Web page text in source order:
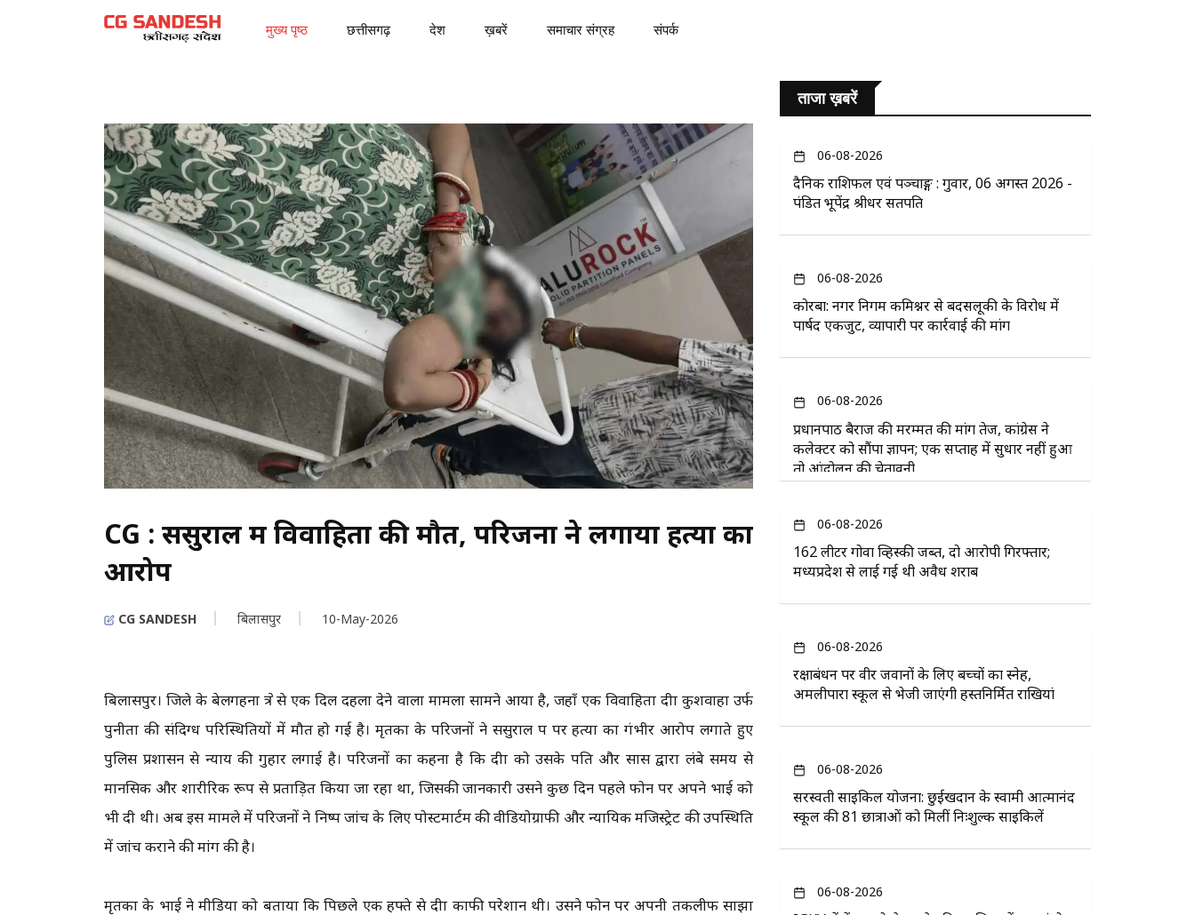
मुख्य पृष्ठ छत्तीसगढ़ देश ख़बरें समाचार संग्रह संपर्क
CG : ​ससुराल में विवाहिता की मौत, परिजनों ने लगाया हत्या का
आरोप
CG SANDESH बिलासपुर 10-May-2026
बिलासपुर। ​जिले के बेलगहना क्षेत्र से एक दिल दहला देने वाला मामला सामने आया है, जहाँ एक विवाहिता दीक्षा कुशवाहा उर्फ
पुनीता की संदिग्ध परिस्थितियों में मौत हो गई है। मृतका के परिजनों ने ससुराल पक्ष पर हत्या का गंभीर आरोप लगाते हुए
पुलिस प्रशासन से न्याय की गुहार लगाई है। परिजनों का कहना है कि दीक्षा को उसके पति और सास द्वारा लंबे समय से
मानसिक और शारीरिक रूप से प्रताड़ित किया जा रहा था, जिसकी जानकारी उसने कुछ दिन पहले फोन पर अपने भाई को
भी दी थी। अब इस मामले में परिजनों ने निष्पक्ष जांच के लिए पोस्टमार्टम की वीडियोग्राफी और न्यायिक मजिस्ट्रेट की उपस्थिति
में जांच कराने की मांग की है।
मृतका के भाई ने मीडिया को बताया कि पिछले एक हफ्ते से दीक्षा काफी परेशान थी। उसने फोन पर अपनी तकलीफ साझा
ताजा ख़बरें
06-08-2026
दैनिक राशिफल एवं पञ्चाङ्ग : गुरुवार, 06 अगस्त 2026 -
पंडित भूपेंद्र श्रीधर सतपति
06-08-2026
कोरबा: नगर निगम कमिश्नर से बदसलूकी के विरोध में
पार्षद एकजुट, व्यापारी पर कार्रवाई की मांग
06-08-2026
प्रधानपाठ बैराज की मरम्मत की मांग तेज, कांग्रेस ने
कलेक्टर को सौंपा ज्ञापन; एक सप्ताह में सुधार नहीं हुआ
तो आंदोलन की चेतावनी
06-08-2026
162 लीटर गोवा व्हिस्की जब्त, दो आरोपी गिरफ्तार;
मध्यप्रदेश से लाई गई थी अवैध शराब
06-08-2026
रक्षाबंधन पर वीर जवानों के लिए बच्चों का स्नेह,
अमलीपारा स्कूल से भेजी जाएंगी हस्तनिर्मित राखियां
06-08-2026
सरस्वती साइकिल योजना: छुईखदान के स्वामी आत्मानंद
स्कूल की 81 छात्राओं को मिलीं निःशुल्क साइकिलें
06-08-2026